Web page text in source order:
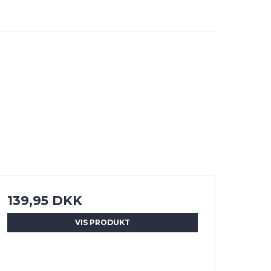
139,95 DKK
VIS PRODUKT